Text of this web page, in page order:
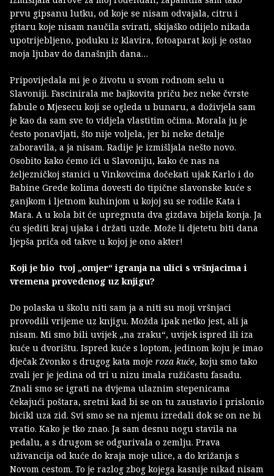
prvu gipsanu lutku, od koje se nisam odvajala, citru i
gitaru koje nisam naučila svirati, skijaško odijelo nikada
upotrijebljeno, poduku iz klavira, fotoaparat koji je ostao
moja ljubav do današnjih dana…
Pripovijedala mi je o životu u svom rodnom selu u
Slavoniji. Fascinirala me bajkovita priču bez neke čvrste
fabule o Mjesecu koji se ogleda u bunaru, a doživjela sam
je kao da sam sve to vidjela vlastitim očima. Morala ju je
često ponavljati, što nije voljela, jer bi neke detalje
zaboravila, a ja nisam. Radije je izmišljala nešto novo.
Osobito kako ćemo ići u Slavoniju, kako će nas na
željezničkoj stanici u Vinkovcima dočekati ujak Karlo i do
Babine Grede kolima dovesti do tipične slavonske kuće s
ganjkom i ljetnom kuhinjom u kojoj su se rodile Kata i
Mara. A u kola bit će upregnuta dva gizdava bijela konja. Ja
ću sjediti kraj ujaka i držati uzde. Može li djetetu biti dana
ljepša priča od takve u kojoj je ono akter!
Koji je bio tvoj „omjer“ igranja na ulici s vršnjacima i
vremena provedenog uz knjigu?
Do polaska u školu niti sam ja a niti su moji vršnjaci
provodili vrijeme uz knjigu. Možda ipak netko jest, ali ja
nisam. Mi smo bili uvijek „na zraku“, uvijek ispred ili iza
kuće u dvorištu. Ispred kuće s loptom, jedinom koju je imao
dječak Zvonko s drugog kata moje roza kuće, koju smo tako
zvali jer je jedina od tri u nizu imala ružičastu fasadu.
Znali smo se igrati na dvjema ulaznim stepenicama
čekajući poštara, sretni kad bi se on tu zaustavio i prislonio
bicikl uza zid. Svi smo se na njemu izredali dok se on ne bi
vratio. Kako je tko znao. Ja sam desnu nogu stavila na
pedalu, a s drugom se odgurivala o zemlju. Prava
uživancija od kuće do kraja moje ulice, a do križanja s
Novom cestom. To je razlog zbog kojega kasnije nikad nisam